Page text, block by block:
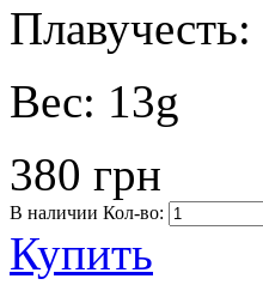
Плавучесть:
Вес: 13g
380 грн
В наличии Кол-во:
Купить